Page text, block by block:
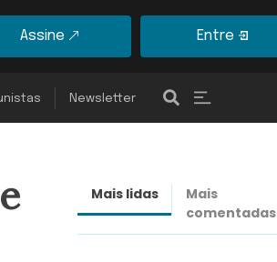
Assine Entre
Newsletter
Mais lidas
Mais
comentadas